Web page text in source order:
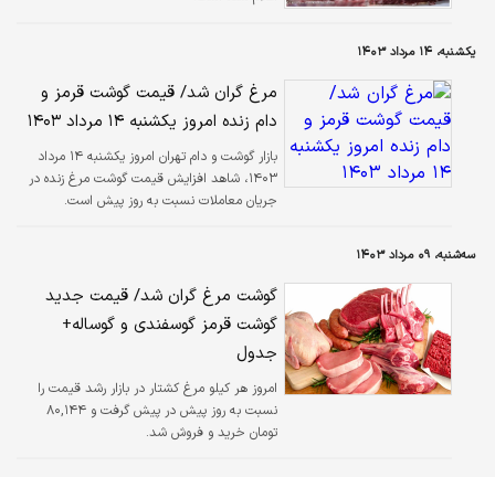
یکشنبه، ۱۴ مرداد ۱۴۰۳
مرغ گران شد/ قیمت گوشت قرمز و
دام زنده امروز یکشنبه ۱۴ مرداد ۱۴۰۳
بازار گوشت و دام تهران امروز یکشنبه ۱۴ مرداد
۱۴۰۳، شاهد افزایش قیمت گوشت مرغ زنده در
جریان معاملات نسبت به روز پیش است.
سه‌شنبه، ۰۹ مرداد ۱۴۰۳
گوشت مرغ گران شد/ قیمت جدید
گوشت قرمز گوسفندی و گوساله+
جدول
امروز هر کیلو مرغ کشتار در بازار رشد قیمت را
نسبت به روز پیش در پیش گرفت و ۸۰,۱۴۴
تومان خرید و فروش شد.